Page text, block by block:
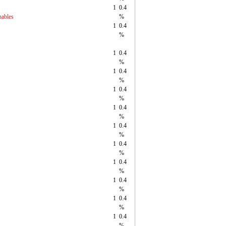
1 0.4
%
1 0.4
%
1 0.4
%
1 0.4
%
1 0.4
%
1 0.4
%
1 0.4
%
1 0.4
%
1 0.4
%
1 0.4
%
1 0.4
%
1 0.4